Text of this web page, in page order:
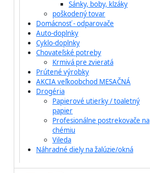
Sánky, boby, klzáky
poškodený tovar
Domácnosť - odparovače
Auto-doplnky
Cyklo-doplnky
Chovateľské potreby
Krmivá pre zvieratá
Prútené výrobky
AKCIA veľkoobchod MESAČNÁ
Drogéria
Papierové utierky / toaletný
papier
Profesionálne postrekovače na
chémiu
Vileda
Náhradné diely na žalúzie/okná